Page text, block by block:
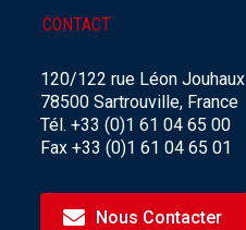
CONTACT
120/122 rue Léon Jouhaux
78500 Sartrouville, France
Tél. +33 (0)1 61 04 65 00
Fax +33 (0)1 61 04 65 01
Nous Contacter